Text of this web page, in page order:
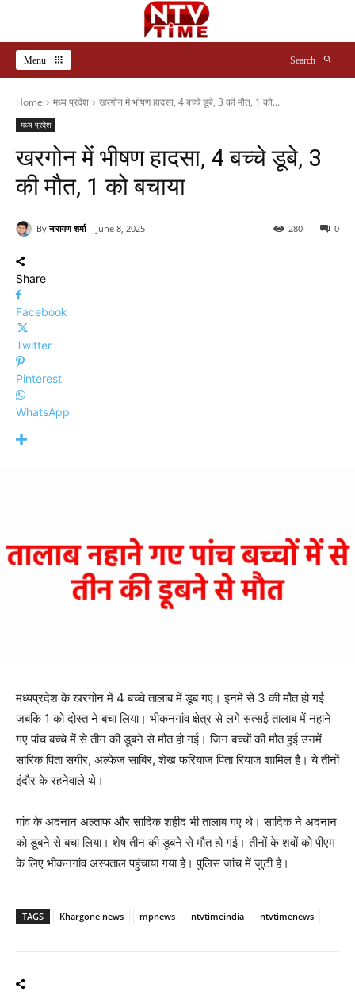
Menu Search
Home मध्य प्रदेश खरगोन में भीषण हादसा, 4 बच्चे डूबे, 3 की मौत, 1 को...
मध्य प्रदेश
खरगोन में भीषण हादसा, 4 बच्चे डूबे, 3
की मौत, 1 को बचाया
By नारायण शर्मा June 8, 2025 0
280
Share
Facebook
Twitter
Pinterest
WhatsApp
मध्यप्रदेश के खरगोन में 4 बच्चे तालाब में डूब गए। इनमें से 3 की मौत हो गई
जबकि 1 को दोस्त ने बचा लिया। भीकनगांव क्षेत्र से लगे सत्सई तालाब में नहाने
गए पांच बच्चे में से तीन की डूबने से मौत हो गई। जिन बच्चों की मौत हुई उनमें
सारिक पिता सगीर, अल्फेज साबिर, शेख फरियाज पिता रियाज शामिल हैं। ये तीनों
इंदौर के रहनेवाले थे।
गांव के अदनान अल्ताफ और सादिक शहीद भी तालाब गए थे। सादिक ने अदनान
को डूबने से बचा लिया। शेष तीन की डूबने से मौत हो गई। तीनों के शवों को पीएम
के लिए भीकनगांव अस्पताल पहुंचाया गया है। पुलिस जांच में जुटी है।
TAGS Khargone news mpnews ntvtimeindia ntvtimenews